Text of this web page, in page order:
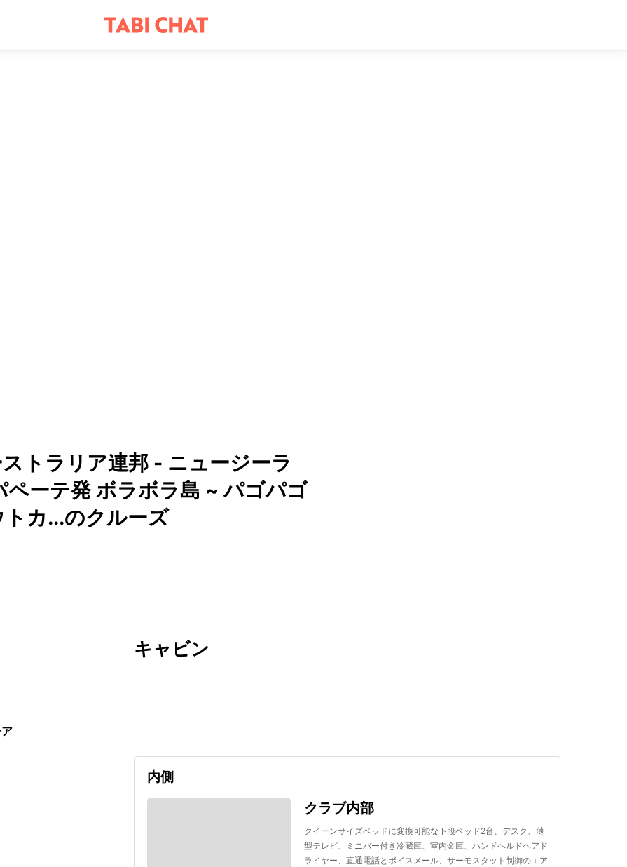
トラリア連邦 - ニュージーラ
ペーテ発 ボラボラ島 ~ パゴパゴ
カ...のクルーズ
キャビン
内側
クラブ内部
クイーンサイズベッドに変換可能な下段ベッド2台、デスク、薄
型テレビ、ミニバー付き冷蔵庫、室内金庫、ハンドヘルドヘアド
ライヤー、直通電話とボイスメール、サーモスタット制御のエア